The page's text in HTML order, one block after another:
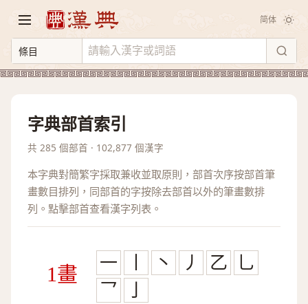
简体
字典部首索引
共 285 個部首 · 102,877 個漢字
本字典對簡繁字採取兼收並取原則，部首次序按部首筆
畫數目排列，同部首的字按除去部首以外的筆畫數排
列。點擊部首查看漢字列表。
1畫 一 丶 丿 乙
乚
乛